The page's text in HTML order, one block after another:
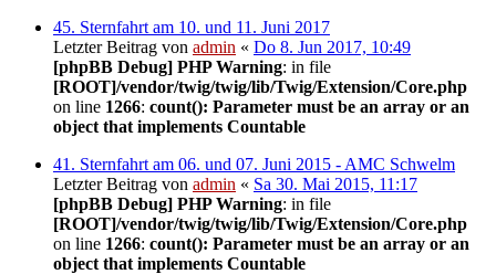
45. Sternfahrt am 10. und 11. Juni 2017
Letzter Beitrag von admin « Do 8. Jun 2017, 10:49
[phpBB Debug] PHP Warning: in file
[ROOT]/vendor/twig/twig/lib/Twig/Extension/Core.php
on line 1266: count(): Parameter must be an array or an
object that implements Countable
41. Sternfahrt am 06. und 07. Juni 2015 - AMC Schwelm
Letzter Beitrag von admin « Sa 30. Mai 2015, 11:17
[phpBB Debug] PHP Warning: in file
[ROOT]/vendor/twig/twig/lib/Twig/Extension/Core.php
on line 1266: count(): Parameter must be an array or an
object that implements Countable